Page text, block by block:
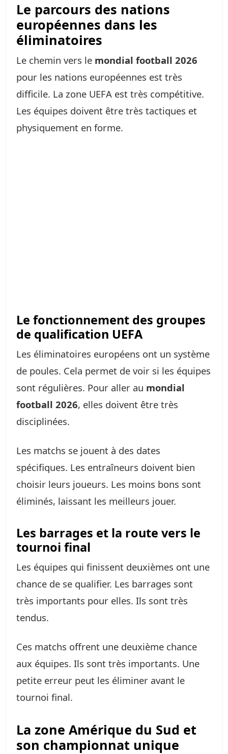
Le parcours des nations
européennes dans les
éliminatoires
Le chemin vers le mondial football 2026
pour les nations européennes est très
difficile. La zone UEFA est très compétitive.
Les équipes doivent être très tactiques et
physiquement en forme.
Le fonctionnement des groupes
de qualification UEFA
Les éliminatoires européens ont un système
de poules. Cela permet de voir si les équipes
sont régulières. Pour aller au mondial
football 2026, elles doivent être très
disciplinées.
Les matchs se jouent à des dates
spécifiques. Les entraîneurs doivent bien
choisir leurs joueurs. Les moins bons sont
éliminés, laissant les meilleurs jouer.
Les barrages et la route vers le
tournoi final
Les équipes qui finissent deuxièmes ont une
chance de se qualifier. Les barrages sont
très importants pour elles. Ils sont très
tendus.
Ces matchs offrent une deuxième chance
aux équipes. Ils sont très importants. Une
petite erreur peut les éliminer avant le
tournoi final.
La zone Amérique du Sud et
son championnat unique